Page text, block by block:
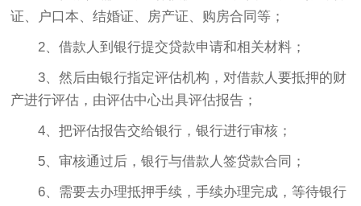
证、户口本、结婚证、房产证、购房合同等；
2、借款人到银行提交贷款申请和相关材料；
3、然后由银行指定评估机构，对借款人要抵押的财
产进行评估，由评估中心出具评估报告；
4、把评估报告交给银行，银行进行审核；
5、审核通过后，银行与借款人签贷款合同；
6、需要去办理抵押手续，手续办理完成，等待银行